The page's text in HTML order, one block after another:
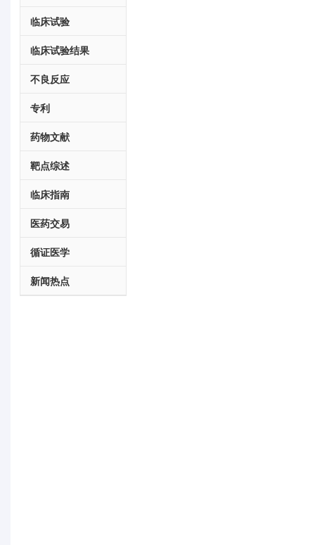
临床试验
临床试验结果
不良反应
专利
药物文献
靶点综述
临床指南
医药交易
循证医学
新闻热点